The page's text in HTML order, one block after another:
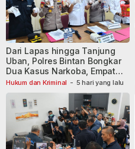
Hukum dan Kriminal - 5 hari yang lalu
Dari Lapas hingga Tanjung
Uban, Polres Bintan Bongkar
Dua Kasus Narkoba, Empat
Tersangka Dibekuk